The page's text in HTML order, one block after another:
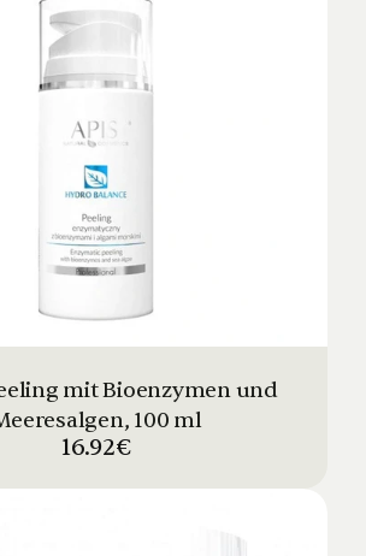
mit Bioenzymen und
100 ml
16.92€